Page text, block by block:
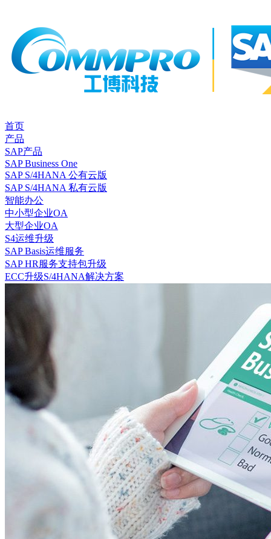
首页
产品
SAP产品
SAP Business One
SAP S/4HANA 公有云版
SAP S/4HANA 私有云版
智能办公
中小型企业OA
大型企业OA
S4运维升级
SAP Basis运维服务
SAP HR服务支持包升级
ECC升级S/4HANA解决方案